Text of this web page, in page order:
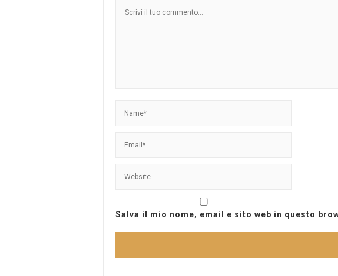
Salva il mio nome, email e sito web in questo